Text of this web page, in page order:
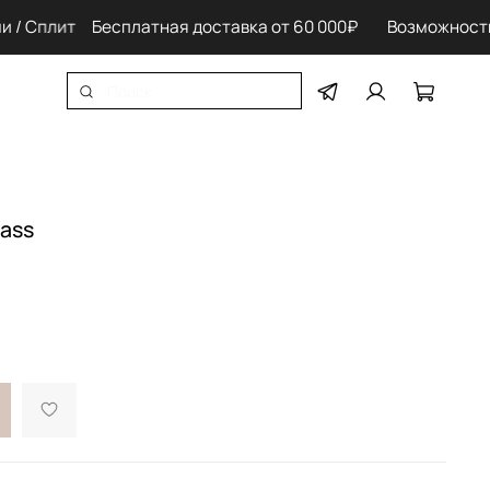
Бесплатная доставка от 60 000₽ Возможность